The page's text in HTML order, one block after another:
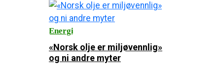
Energi
«Norsk olje er miljøvennlig»
og ni andre myter